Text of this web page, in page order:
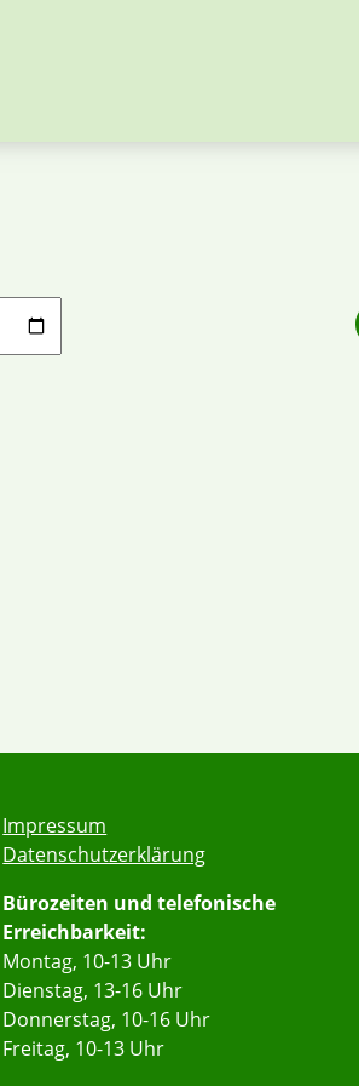
Impressum
Datenschutzerklärung
Bürozeiten und telefonische
Erreichbarkeit:
Montag, 10-13 Uhr
Dienstag, 13-16 Uhr
Donnerstag, 10-16 Uhr
Freitag, 10-13 Uhr